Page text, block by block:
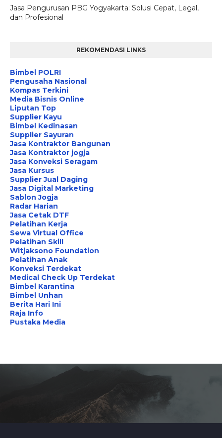
Jasa Pengurusan PBG Yogyakarta: Solusi Cepat, Legal,
dan Profesional
REKOMENDASI LINKS
Bimbel POLRI
Pengusaha Nasional
Kompas Terkini
Media Bisnis Online
Liputan Top
Supplier Kayu
Bimbel Kedinasan
Supplier Sayuran
Jasa Kontraktor Bangunan
Jasa Kontraktor jogja
Jasa Konveksi Seragam
Jasa Kursus
Supplier Jual Daging
Jasa Digital Marketing
Sablon Jogja
Radar Harian
Jasa Cetak DTF
Pelatihan Kerja
Sewa Virtual Office
Pelatihan Skill
Witjaksono Foundation
Pelatihan Anak
Konveksi Terdekat
Medical Check Up Terdekat
Bimbel Karantina
Bimbel Unhan
Berita Hari Ini
Raja Info
Pustaka Media